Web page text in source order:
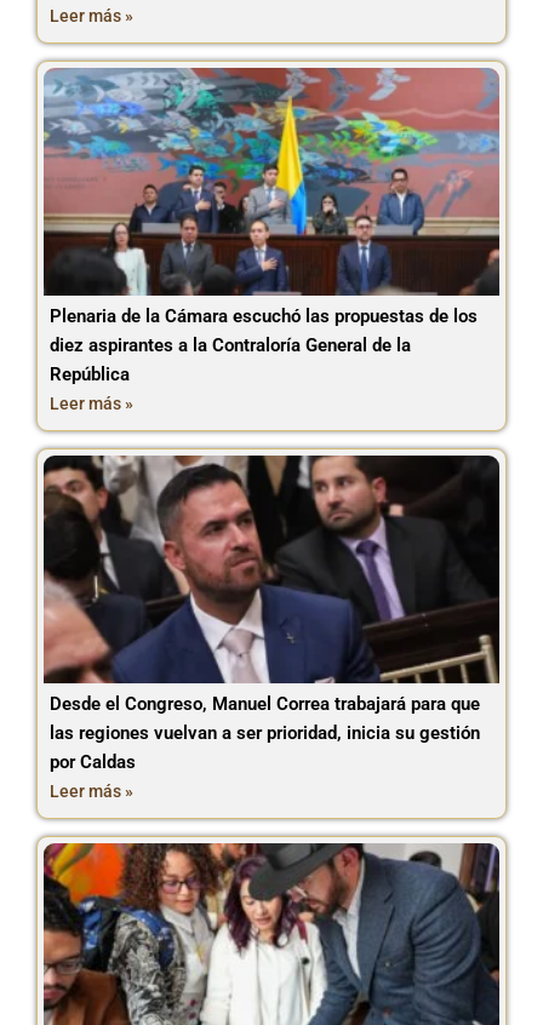
Leer más »
Plenaria de la Cámara escuchó las propuestas de los
diez aspirantes a la Contraloría General de la
República
Leer más »
Desde el Congreso, Manuel Correa trabajará para que
las regiones vuelvan a ser prioridad, inicia su gestión
por Caldas
Leer más »